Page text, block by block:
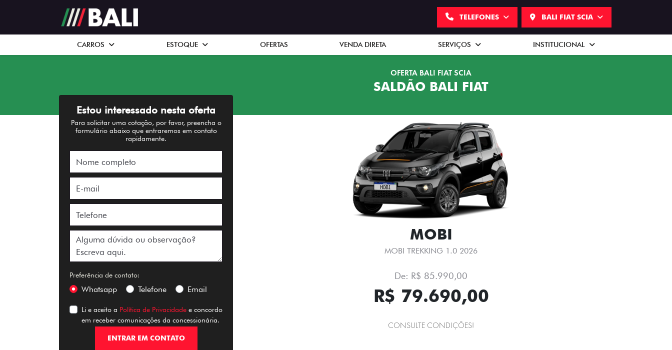
TELEFONES BALI FIAT SCIA
CARROS ESTOQUE OFERTAS VENDA DIRETA SERVIÇOS INSTITUCIONAL
OFERTA BALI FIAT SCIA
SALDÃO BALI FIAT
MOBI
MOBI TREKKING 1.0 2026
De: R$ 85.990,00
R$ 79.690,00
CONSULTE CONDIÇÕES!
Estou interessado nesta oferta
Para solicitar uma cotação, por favor, preencha o
formulário abaixo que entraremos em contato
rapidamente.
Preferência de contato:
Whatsapp Telefone Email
Li e aceito a Política de Privacidade e concordo
em receber comunicações da concessionária.
ENTRAR EM CONTATO